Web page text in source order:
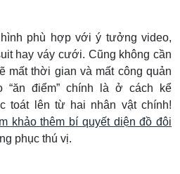
phù hợp với ý tưởng video,
hay váy cưới. Cũng không cần
mất thời gian và mất công quản
“ăn điểm” chính là ở cách kể
toát lên từ hai nhân vật chính!
khảo thêm bí quyết diện đồ đôi
phục thú vị.